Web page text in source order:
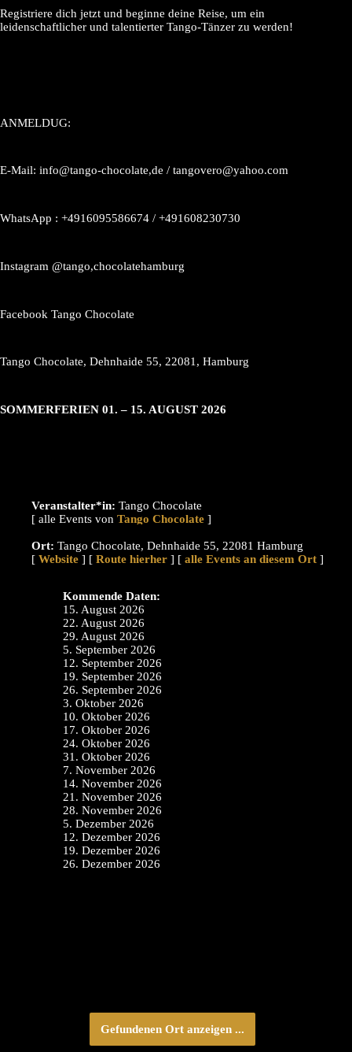
Registriere dich jetzt und beginne deine Reise, um ein
leidenschaftlicher und talentierter Tango-Tänzer zu werden!
ANMELDUG:
E-Mail: info@tango-chocolate,de / tangovero@yahoo.com
WhatsApp : +4916095586674 / +491608230730
Instagram @tango,chocolatehamburg
Facebook Tango Chocolate
Tango Chocolate, Dehnhaide 55, 22081, Hamburg
SOMMERFERIEN 01. – 15. AUGUST 2026
Veranstalter*in: Tango Chocolate
[ alle Events von
]
Ort: Tango Chocolate, Dehnhaide 55, 22081 Hamburg
[ Website ] [ Route hierher ] [ alle Events an diesem Ort ]
Kommende Daten:
15. August 2026
22. August 2026
29. August 2026
5. September 2026
12. September 2026
19. September 2026
26. September 2026
3. Oktober 2026
10. Oktober 2026
17. Oktober 2026
24. Oktober 2026
31. Oktober 2026
7. November 2026
14. November 2026
21. November 2026
28. November 2026
5. Dezember 2026
12. Dezember 2026
19. Dezember 2026
26. Dezember 2026